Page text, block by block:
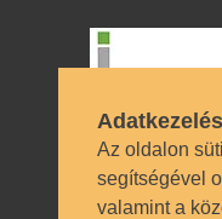
Az oldalon
segítségével
valamint a